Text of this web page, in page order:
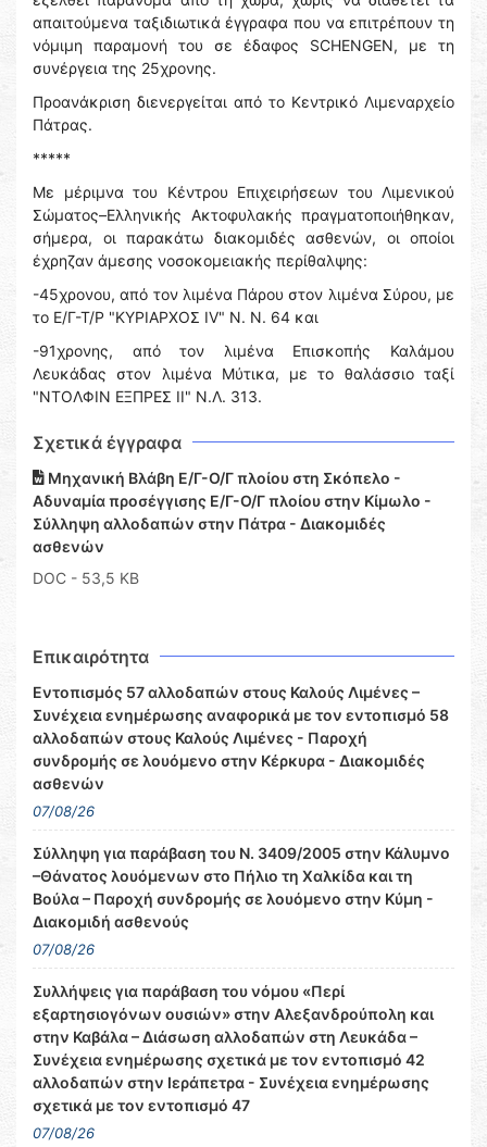
απαιτούμενα ταξιδιωτικά έγγραφα που να επιτρέπουν τη
νόμιμη παραμονή του σε έδαφος SCHENGEN, με τη
συνέργεια της 25χρονης.
Προανάκριση διενεργείται από το Κεντρικό Λιμεναρχείο
Πάτρας.
*****
Με μέριμνα του Κέντρου Επιχειρήσεων του Λιμενικού
Σώματος–Ελληνικής Ακτοφυλακής πραγματοποιήθηκαν,
σήμερα, οι παρακάτω διακομιδές ασθενών, οι οποίοι
έχρηζαν άμεσης νοσοκομειακής περίθαλψης:
-45χρονου, από τον λιμένα Πάρου στον λιμένα Σύρου, με
το Ε/Γ-Τ/Ρ "ΚΥΡΙΑΡΧΟΣ IV" Ν. Ν. 64 και
-91χρονης, από τον λιμένα Επισκοπής Καλάμου
Λευκάδας στον λιμένα Μύτικα, με το θαλάσσιο ταξί
"ΝΤΟΛΦΙΝ ΕΞΠΡΕΣ ΙΙ" Ν.Λ. 313.
Σχετικά έγγραφα
Μηχανική Βλάβη Ε/Γ-Ο/Γ πλοίου στη Σκόπελο -
Αδυναμία προσέγγισης Ε/Γ-Ο/Γ πλοίου στην Κίμωλο -
Σύλληψη αλλοδαπών στην Πάτρα - Διακομιδές
ασθενών
DOC - 53,5 KB
Επικαιρότητα
Εντοπισμός 57 αλλοδαπών στους Καλούς Λιμένες –
Συνέχεια ενημέρωσης αναφορικά με τον εντοπισμό 58
αλλοδαπών στους Καλούς Λιμένες - Παροχή
συνδρομής σε λουόμενο στην Κέρκυρα - Διακομιδές
ασθενών
07/08/26
Σύλληψη για παράβαση του Ν. 3409/2005 στην Κάλυμνο
–Θάνατος λουόμενων στο Πήλιο τη Χαλκίδα και τη
Βούλα – Παροχή συνδρομής σε λουόμενο στην Κύμη -
Διακομιδή ασθενούς
07/08/26
Συλλήψεις για παράβαση του νόμου «Περί
εξαρτησιογόνων ουσιών» στην Αλεξανδρούπολη και
στην Καβάλα – Διάσωση αλλοδαπών στη Λευκάδα –
Συνέχεια ενημέρωσης σχετικά με τον εντοπισμό 42
αλλοδαπών στην Ιεράπετρα - Συνέχεια ενημέρωσης
σχετικά με τον εντοπισμό 47
07/08/26